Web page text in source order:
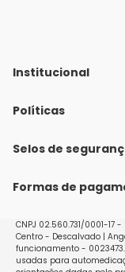
Institucional
Quem Somos
Nossas lojas
Políticas
Política de Envio
Políticas de Trocas
Selos de
Formas de
CNPJ 02.560.731/0001-17
Centro - Descalvado |
funcionamento -
usadas para